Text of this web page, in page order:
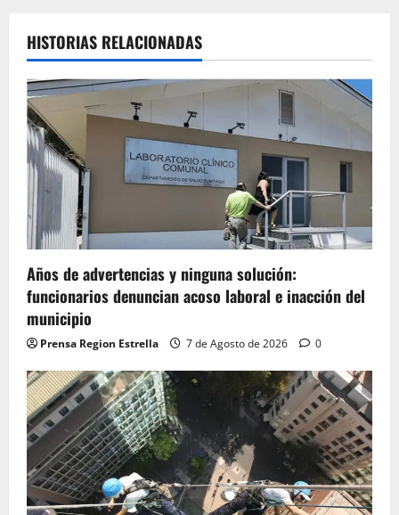
HISTORIAS RELACIONADAS
Años de advertencias y ninguna solución:
funcionarios denuncian acoso laboral e inacción del
municipio
Prensa Region Estrella 7 de Agosto de 2026 0